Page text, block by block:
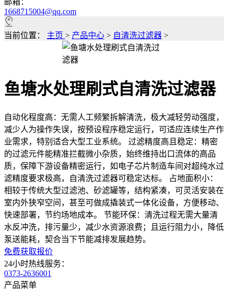
邮箱：
1668715004@qq.com
当前位置： 主页 > 产品中心 > 自清洗过滤器 >
鱼塘水处理刷式自清洗过滤器
自动化程度高：无需人工频繁拆解清洗，极大减轻劳动强度，
减少人为操作失误，按预设程序稳定运行，可适应连续生产作
业需求，特别适合大型工业系统。 过滤精度高且稳定：精密
的过滤元件能精准拦截微小杂质，始终维持出口流体的高品
质，保障下游设备精密运行，如电子芯片制造车间对超纯水过
滤精度要求极高，自清洗过滤器可稳定达标。 占地面积小：
相较于传统大型过滤池、砂滤罐等，结构紧凑，可灵活安装在
室内外狭窄空间，甚至可做成撬装式一体化设备，方便移动、
快速部署，节约场地成本。 节能环保：清洗过程无需大量清
水反冲洗，排污量少，减少水资源浪费；且运行阻力小，降低
泵送能耗，契合当下节能减排发展趋势。
免费获取报价
24小时热线服务：
0373-2636001
产品菜单